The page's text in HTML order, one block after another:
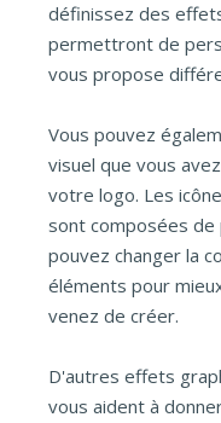
définissez des
permettront de
vous propose
Vous pouvez
visuel que vous
votre logo. Les
sont composées de
pouvez changer la
éléments pour
venez de créer.
D'autres effets
vous aident à